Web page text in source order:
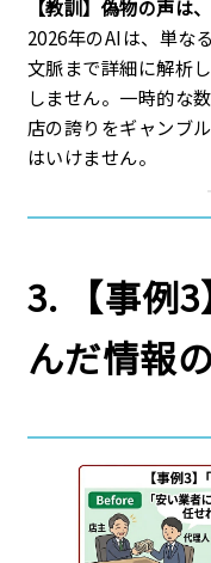
【教訓】偽物の声は
2026年のAIは、単な
文脈まで詳細に解析
しません。一時的な
店の誇りをギャンブ
はいけません。
3. 【事例
んだ情報